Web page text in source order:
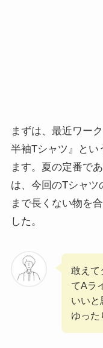
まずは、最近ワー
半袖Tシャツ』とい
ます。夏の定番で
は、今回のTシャツ
まで長くない物を
した。
敢えて
てAラ
いいと
ゆった